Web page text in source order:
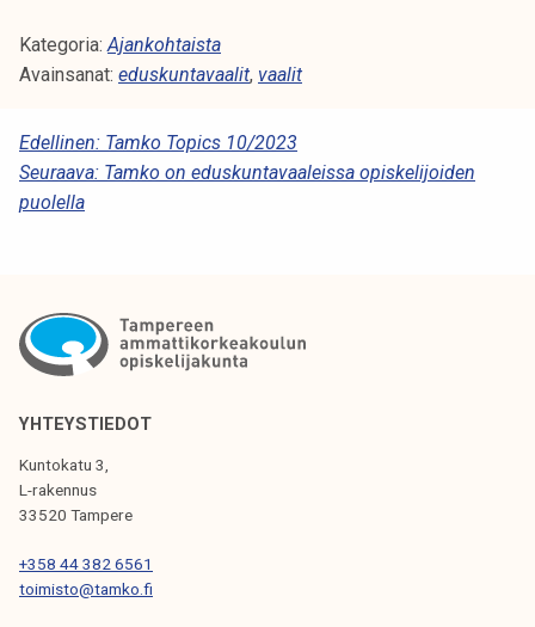
Kategoria:Ajankohtaista
Avainsanat: eduskuntavaalit, vaalit
A
R
T
K
L
I
E
S
Edellinen: Tamko Topics 10/2023
Seuraava: Tamko on eduskuntavaaleissa opiskelijoiden
puolella
YHTEYSTIEDOT
Kuntokatu 3,
L-rakennus
33520 Tampere
+358 44 382 6561
toimisto@tamko.fi